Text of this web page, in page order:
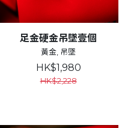
足金硬金吊墜壹個
黃金, 吊墜
HK$1,980
HK$2,228